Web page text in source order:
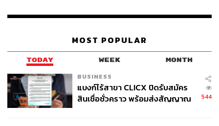
MOST POPULAR
TODAY WEEK MONTH
BUSINESS
แบงก์ไร้สาขา CLICX ปิดรับสมัคร
สินเชื่อชั่วคราว พร้อมส่งสัญญาณ
544